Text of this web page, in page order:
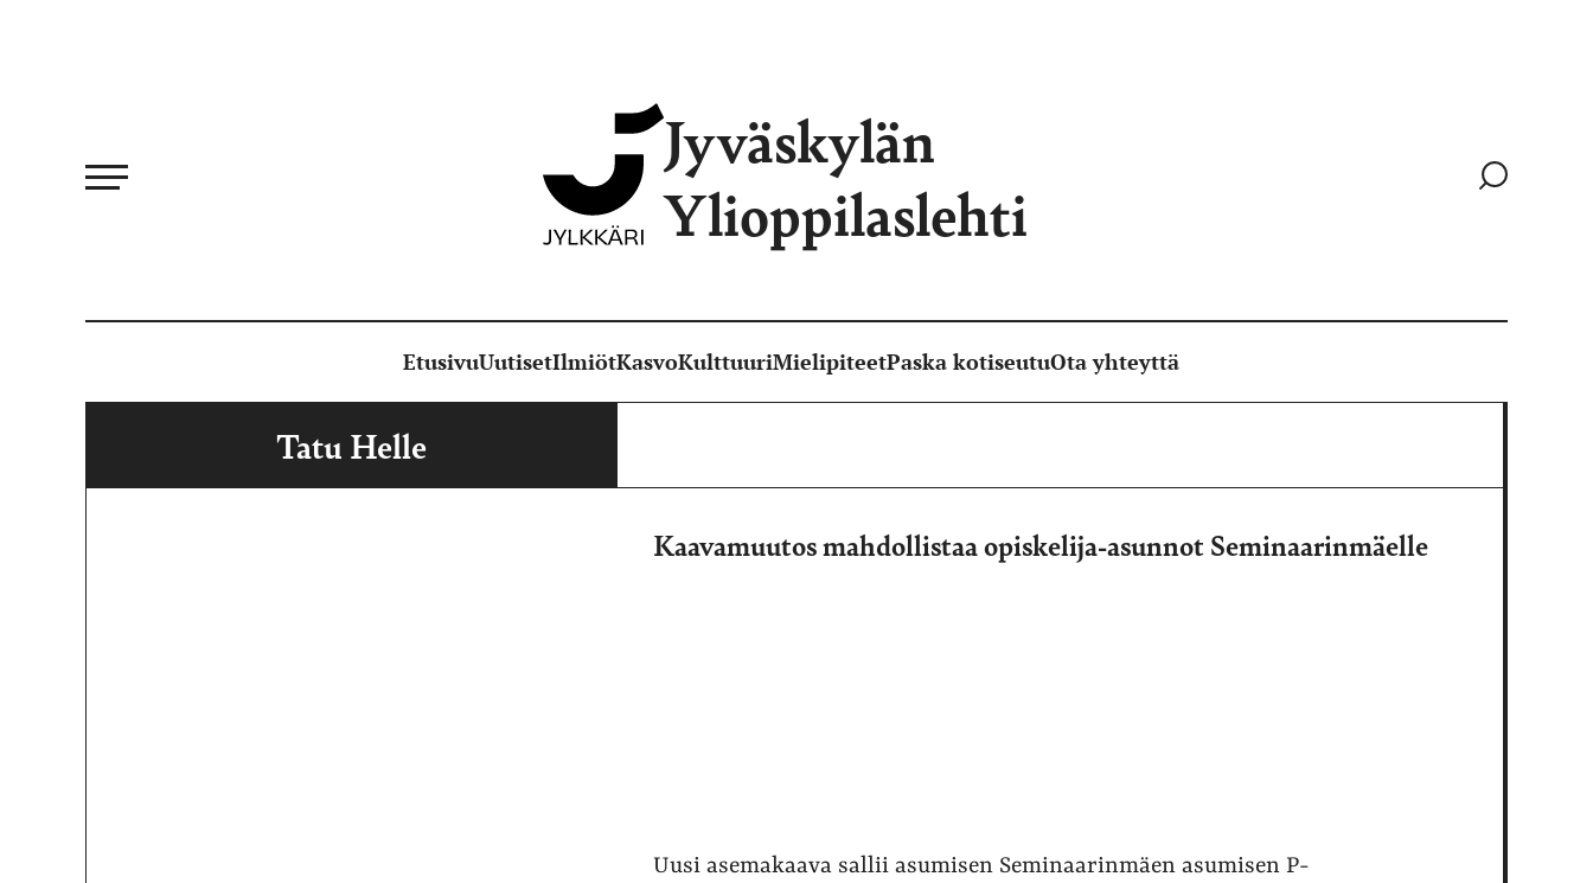
Jyväskylän
Ylioppilaslehti
Siirry
EtusivuUutisetIlmiötKasvoKulttuuriMielipiteetPaska kotiseutuOta yhteyttä
Tatu Helle
Kaavamuutos mahdollistaa opiskelija-asunnot Seminaarinmäelle
Uusi asemakaava sallii asumisen Seminaarinmäen asumisen P-